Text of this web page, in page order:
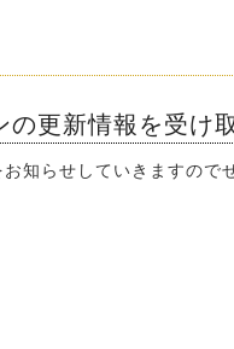
の更新情報を受け
知らせしていきますので